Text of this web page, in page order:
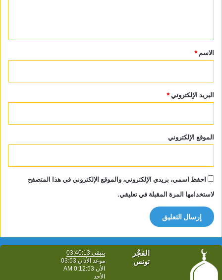
*
الاسم *
البريد الإلكتروني*
الموقع الإلكتروني
احفظ اسمي، بريدي الإلكتروني، والموقع الإلكتروني في هذا المتصفح
لاستخدامها المرة المقبلة في تعليقي.